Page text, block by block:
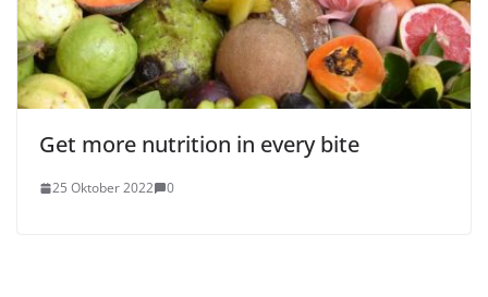
Get more nutrition in every bite
25 Oktober 2022 0